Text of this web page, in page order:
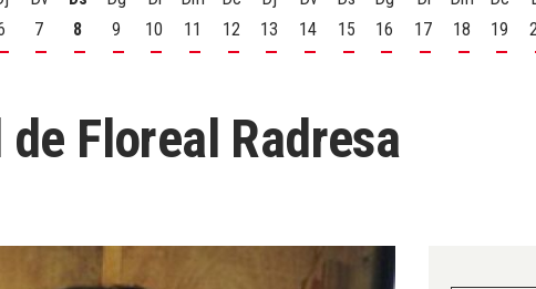
5 d'agost
Dijous 6 d'agost
7
Divendres 7 d'agost
8
Dissabte 8 d'agost
9
Diumenge 9 d'agost
10
Dilluns 10 d'agost
11
Dimarts 11 d'agost
12
Dimecres 12 d'agost
13
Dijous 13 d'agost
14
Divendres 14 d'agost
15
Dissabte 15 d'agost
16
Diumenge 16 d'agost
17
Dilluns 17
18
Dimarts
19
Floreal Radresa